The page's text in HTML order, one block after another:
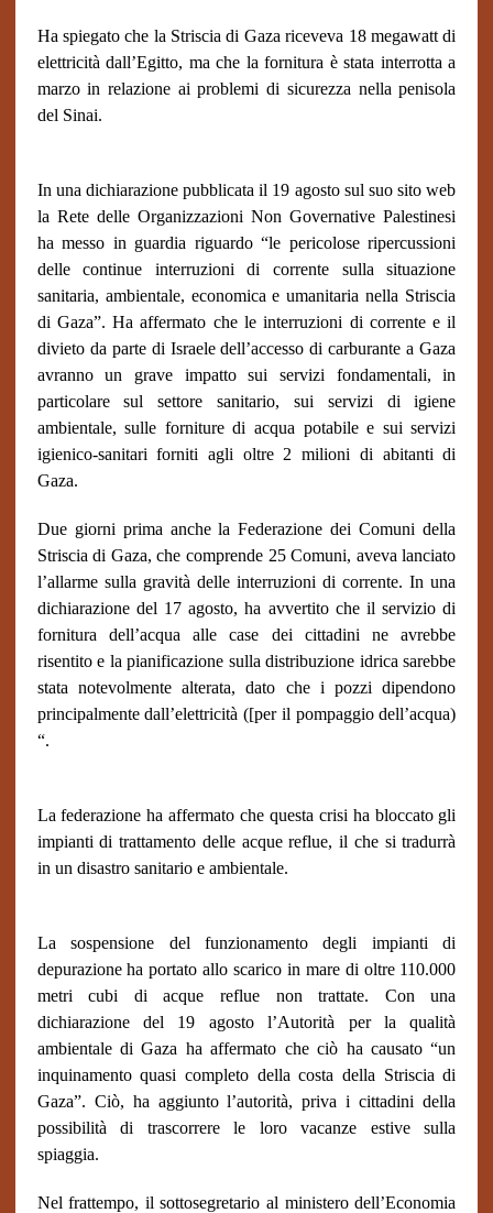
Ha spiegato che la Striscia di Gaza riceveva 18 megawatt di
elettricità dall’Egitto, ma che la fornitura è stata interrotta a
marzo in relazione ai problemi di sicurezza nella penisola
del Sinai.
In una dichiarazione pubblicata il 19 agosto sul suo sito web
la Rete delle Organizzazioni Non Governative Palestinesi
ha messo in guardia riguardo “le pericolose ripercussioni
delle continue interruzioni di corrente sulla situazione
sanitaria, ambientale, economica e umanitaria nella Striscia
di Gaza”. Ha affermato che le interruzioni di corrente e il
divieto da parte di Israele dell’accesso di carburante a Gaza
avranno un grave impatto sui servizi fondamentali, in
particolare sul settore sanitario, sui servizi di igiene
ambientale, sulle forniture di acqua potabile e sui servizi
igienico-sanitari forniti agli oltre 2 milioni di abitanti di
Gaza.
Due giorni prima anche la Federazione dei Comuni della
Striscia di Gaza, che comprende 25 Comuni, aveva lanciato
l’allarme sulla gravità delle interruzioni di corrente. In una
dichiarazione del 17 agosto, ha avvertito che il servizio di
fornitura dell’acqua alle case dei cittadini ne avrebbe
risentito e la pianificazione sulla distribuzione idrica sarebbe
stata notevolmente alterata, dato che i pozzi dipendono
principalmente dall’elettricità ([per il pompaggio dell’acqua)
“.
La federazione ha affermato che questa crisi ha bloccato gli
impianti di trattamento delle acque reflue, il che si tradurrà
in un disastro sanitario e ambientale.
La sospensione del funzionamento degli impianti di
depurazione ha portato allo scarico in mare di oltre 110.000
metri cubi di acque reflue non trattate. Con una
dichiarazione del 19 agosto l’Autorità per la qualità
ambientale di Gaza ha affermato che ciò ha causato “un
inquinamento quasi completo della costa della Striscia di
Gaza”. Ciò, ha aggiunto l’autorità, priva i cittadini della
possibilità di trascorrere le loro vacanze estive sulla
spiaggia.
Nel frattempo, il sottosegretario al ministero dell’Economia